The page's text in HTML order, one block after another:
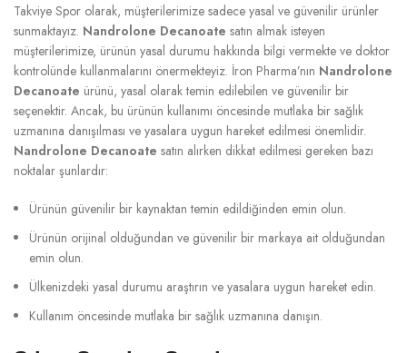
Takviye Spor olarak, müşterilerimize sadece yasal ve güvenilir ürünler
sunmaktayız. Nandrolone Decanoate satın almak isteyen
müşterilerimize, ürünün yasal durumu hakkında bilgi vermekte ve doktor
kontrolünde kullanmalarını önermekteyiz. İron Pharma’nın Nandrolone
Decanoate ürünü, yasal olarak temin edilebilen ve güvenilir bir
seçenektir. Ancak, bu ürünün kullanımı öncesinde mutlaka bir sağlık
uzmanına danışılması ve yasalara uygun hareket edilmesi önemlidir.
Nandrolone Decanoate satın alırken dikkat edilmesi gereken bazı
noktalar şunlardır:
Ürünün güvenilir bir kaynaktan temin edildiğinden emin olun.
Ürünün orijinal olduğundan ve güvenilir bir markaya ait olduğundan
emin olun.
Ülkenizdeki yasal durumu araştırın ve yasalara uygun hareket edin.
Kullanım öncesinde mutlaka bir sağlık uzmanına danışın.